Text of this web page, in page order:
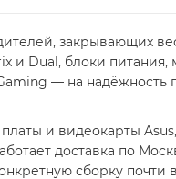
закрывающих
и Dual, блоки
— на
и видеокарты
доставка по
сборку